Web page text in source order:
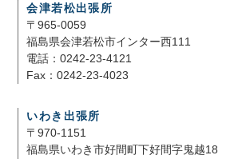
会津若松出張所
〒965-0059
福島県会津若松市インター西111
電話：0242-23-4121
Fax：0242-23-4023
いわき出張所
〒970-1151
福島県いわき市好間町下好間字鬼越18